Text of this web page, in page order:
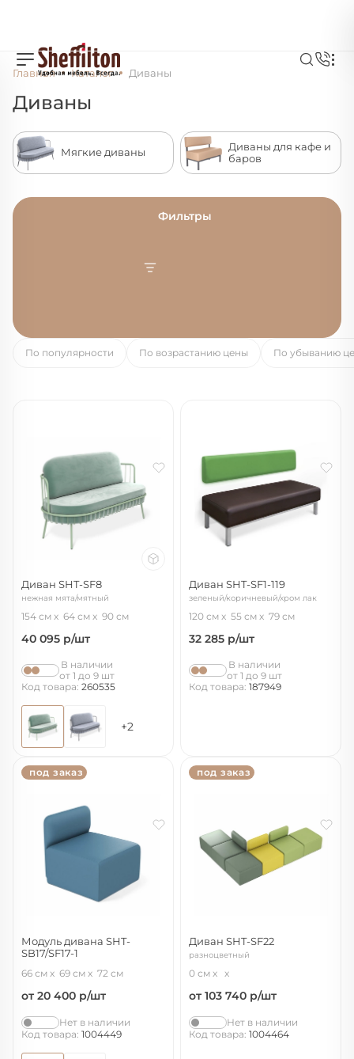
Главная Каталог Диваны
Диваны
Мягкие диваны
Диваны для кафе и
баров
Фильтры
По популярности По возрастанию цены По убыванию
Диван SHT-SF8
нежная мята/мятный
154 см 64 см 90 см
40 095 р/шт
В наличии
от 1 до 9 шт
Код товара: 260535
+2
Диван SHT-SF1-119
зеленый/коричневый/хром лак
120 см 55 см 79 см
32 285 р/шт
В наличии
от 1 до 9 шт
Код товара: 187949
под заказ
Модуль дивана SHT-
SB17/SF17-1
66 см 69 см 72 см
от 20 400 р/шт
Нет в наличии
Код товара: 1004449
под заказ
Диван SHT-SF22
разноцветный
0 см
от 103 740 р/шт
Нет в наличии
Код товара: 1004464